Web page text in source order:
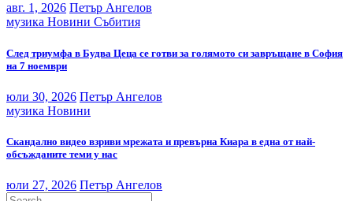
авг. 1, 2026 Петър Ангелов
музика Новини Събития
След триумфа в Будва Цеца се готви за голямото си завръщане в София
на 7 ноември
юли 30, 2026 Петър Ангелов
музика Новини
Скандално видео взриви мрежата и превърна Киара в една от най-
обсъжданите теми у нас
юли 27, 2026 Петър Ангелов